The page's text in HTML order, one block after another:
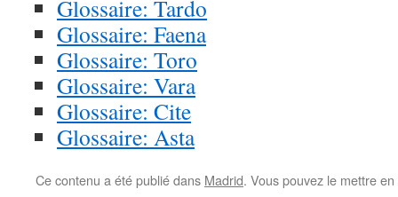
Glossaire: Tardo
Glossaire: Faena
Glossaire: Toro
Glossaire: Vara
Glossaire: Cite
Glossaire: Asta
Ce contenu a été publié dans Madrid. Vous pouvez le mettre